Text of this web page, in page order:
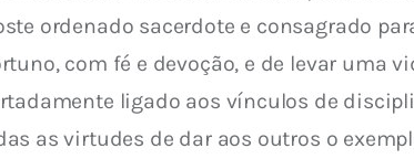
ordenado sacerdote e consagrado
com fé e devoção, e de levar uma
ligado aos vínculos de
as virtudes de dar aos outros o